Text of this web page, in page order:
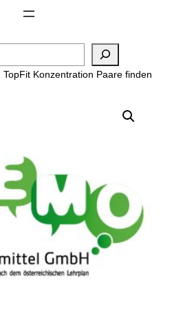
Konzentration Paare finden